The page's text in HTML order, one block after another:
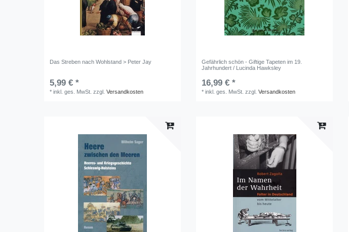
Das Streben nach Wohlstand > Peter Jay
5,99 € *
*inkl. ges. MwSt. zzgl.Versandkosten
Gefährlich schön - Giftige Tapeten im 19.
Jahrhundert / Lucinda Hawksley
16,99 € *
*inkl. ges. MwSt. zzgl.Versandkosten